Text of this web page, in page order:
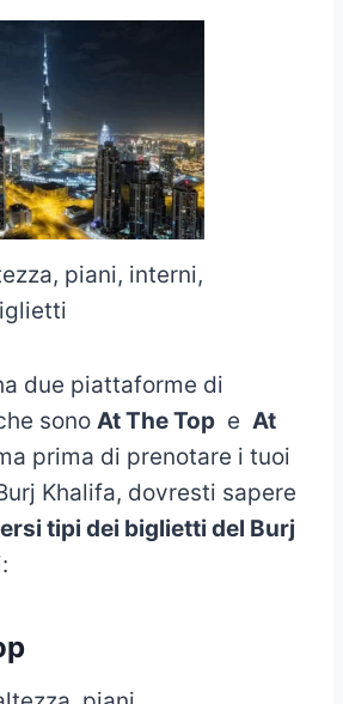
piani, interni,
due piattaforme di
sono At The Top e At
prima di prenotare i tuoi
Khalifa, dovresti sapere
tipi dei biglietti del Burj